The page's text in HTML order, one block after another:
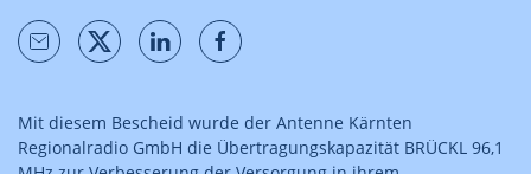
Mit diesem Bescheid wurde der Antenne Kärnten
Regionalradio GmbH die Übertragungskapazität BRÜCKL 96,1